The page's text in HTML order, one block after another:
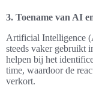
3. Toename van AI
Artificial Intelligence
steeds vaker gebruikt
helpen bij het
time, waardoor de
verkort.